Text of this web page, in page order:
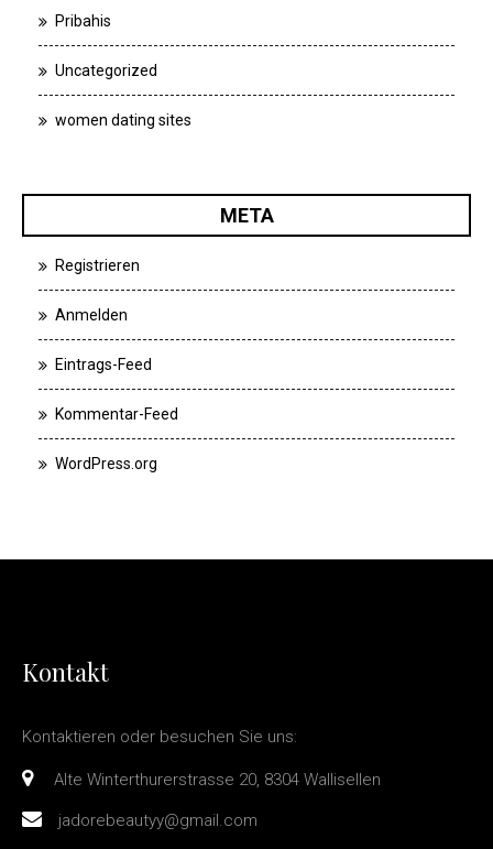
Pribahis
Uncategorized
women dating sites
META
Registrieren
Anmelden
Eintrags-Feed
Kommentar-Feed
WordPress.org
Kontakt
Kontaktieren oder besuchen Sie uns:
Alte Winterthurerstrasse 20, 8304 Wallisellen
jadorebeautyy@gmail.com